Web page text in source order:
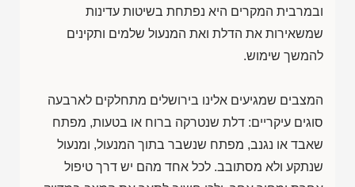
ובמרבית המקרים היא נפתחת בשיטות עדינות
שמשאירות את הדלת ואת המנעול שלמים ותקינים
להמשך שימוש.
המצבים שמגיעים אלינו בירושלים מתחלקים לארבעה
סוגים עיקריים: דלת שנטרקה ברוח או בטעות, מפתח
שאבד או נגנב, מפתח שנשבר בתוך המנעול, ומנעול
שנתקע ולא מסתובב. לכל אחד מהם יש דרך טיפול